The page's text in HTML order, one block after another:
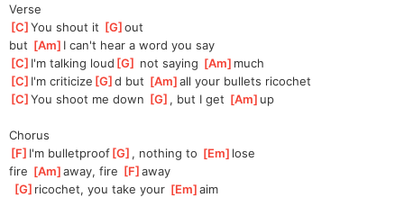
Verse
[C ]
You shout it [G ]
out
but [Am ]I can't hear a word you say
[C ]I'm talking loud [G not saying [Am ]much
[C ]I'm criticize [G ]
d but [Am ]
all your bullets ricochet
[C ]
You shoot me down [G ], but I get [Am ]up
Chorus
[F ]I'm bulletproof[G ], nothing to [Em ]lose
fire [Am ]
away, fire [F ]
away
[G ]ricochet, you take your [Em ]
aim